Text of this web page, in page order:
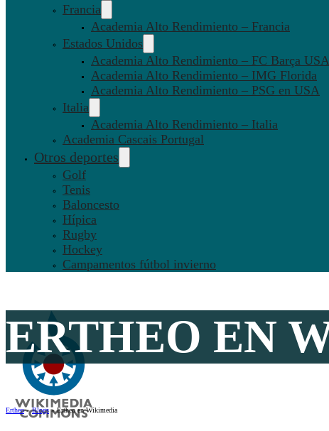
Francia
Academia Alto Rendimiento – Francia
Estados Unidos
Academia Alto Rendimiento – FC Barça USA
Academia Alto Rendimiento – IMG Florida
Academia Alto Rendimiento – PSG en USA
Italia
Academia Alto Rendimiento – Italia
Academia Cascais Portugal
Otros deportes
Golf
Tenis
Baloncesto
Hípica
Rugby
Hockey
Campamentos fútbol invierno
ERTHEO EN
Ertheo»Blogs»Ertheo en Wikimedia